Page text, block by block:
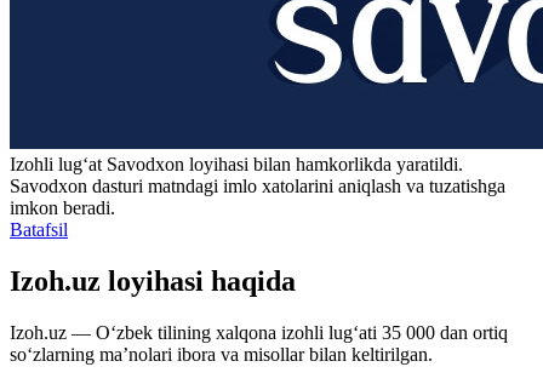
Izohli lugʻat Savodxon loyihasi bilan hamkorlikda yaratildi.
Savodxon dasturi matndagi imlo xatolarini aniqlash va tuzatishga
imkon beradi.
Batafsil
Izoh.uz loyihasi haqida
Izoh.uz — O‘zbek tilining xalqona izohli lug‘ati 35 000 dan ortiq
so‘zlarning ma’nolari ibora va misollar bilan keltirilgan.